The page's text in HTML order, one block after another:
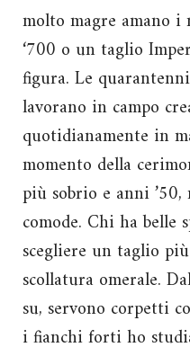
molto magre amano
‘700 o un taglio
figura. Le
lavorano in campo
quotidianamente in
momento della
più sobrio e anni
comode. Chi ha belle
scegliere un taglio
scollatura omerale.
su, servono corpetti
i fianchi forti ho